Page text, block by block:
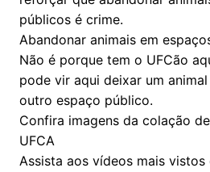
públicos é crime.
Abandonar animais em
Não é porque tem o UFCão
pode vir aqui deixar um
outro espaço público.
Confira imagens da colação
UFCA
Assista aos vídeos mais vistos